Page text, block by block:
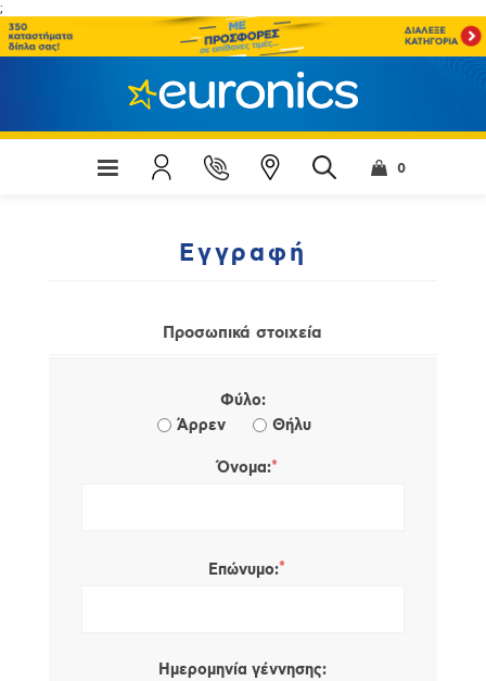
;
0
Εγγραφή
Προσωπικά στοιχεία
Φύλο:
Άρρεν
Θήλυ
Όνομα:*
Επώνυμο:*
Ημερομηνία γέννησης: